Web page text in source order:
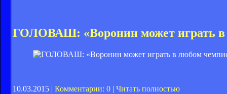
ГОЛОВАШ: «Воронин может играть в
10.03.2015 | Комментарии: 0 | Читать полностью